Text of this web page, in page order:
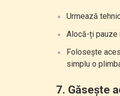
Urmează
Alocă-ți pauze
Folosește
simplu o
7. Găsește